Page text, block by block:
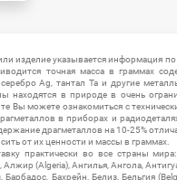
изделие указывается информация
точная масса в граммах
Ag, тантал Ta и другие
в природе в очень
Вы можете ознакомиться с
в приборах и
драгметаллов на 10-25%
от их ценности и массы в граммах.
практически во все страны мира:
(Algeria), Ангилья, Ангола,
Бахрейн, Белиз, Бельгия